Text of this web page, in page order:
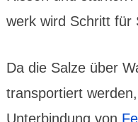
werk wird Schritt für
Da die Salze über
trans­por­tiert
Unter­bin­dung von